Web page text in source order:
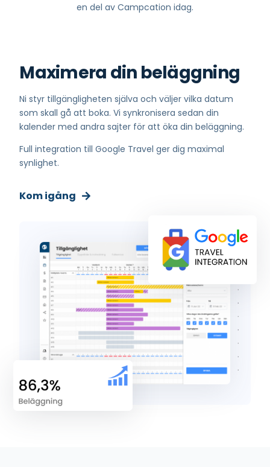
en del av Campcation idag.
Maximera din beläggning
Ni styr tillgängligheten själva och väljer vilka datum
som skall gå att boka. Vi synkronisera sedan din
kalender med andra sajter för att öka din beläggning.
Full integration till Google Travel ger dig maximal
synlighet.
Kom igång